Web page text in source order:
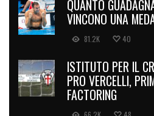
QUANTO
VINCONO UNA
81.2K 40
ISTITUTO PER IL
PRO VERCELLI,
FACTORING